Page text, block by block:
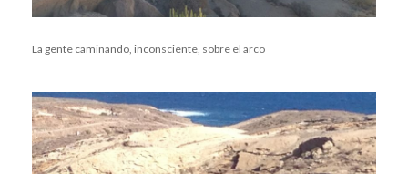
La gente caminando, inconsciente, sobre el arco